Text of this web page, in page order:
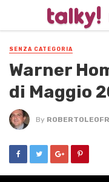
SENZA CATEGORIA
Warner
di Maggio
By